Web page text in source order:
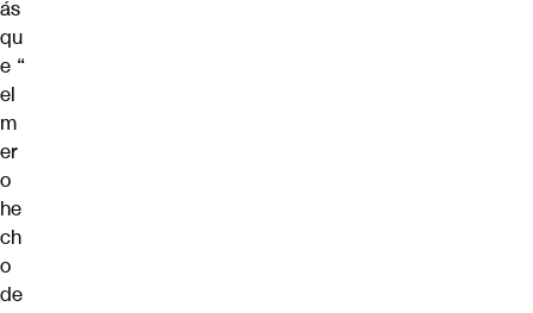
ás
qu
e “
el
m
er
o
he
ch
o
de